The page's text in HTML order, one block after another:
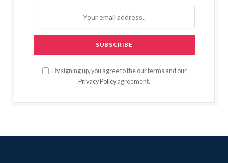
By signing up, you agree to the our terms and our
Privacy Policy agreement.